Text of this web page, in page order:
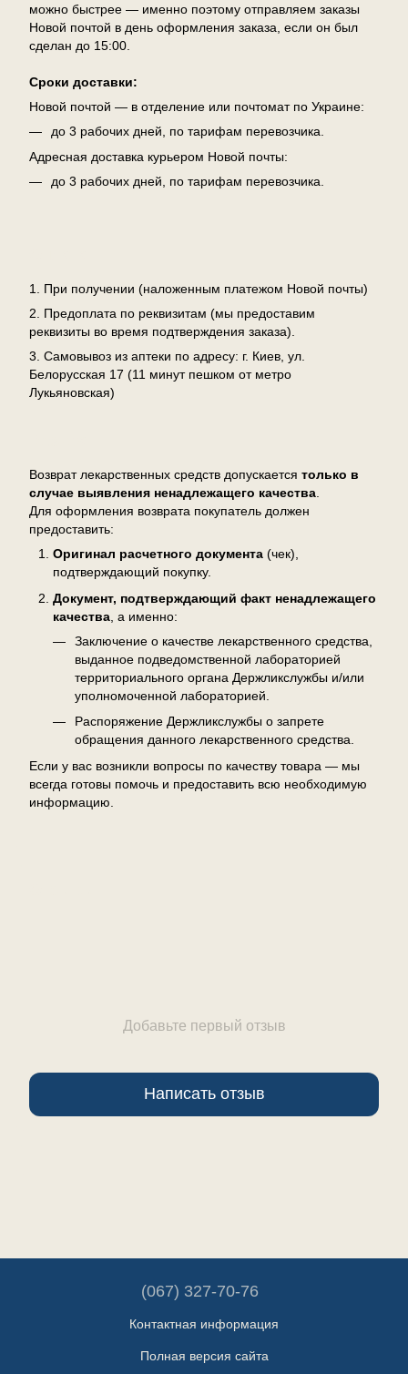
можно быстрее — именно поэтому отправляем заказы
Новой почтой в день оформления заказа, если он был
сделан до 15:00.
Сроки доставки:
Новой почтой — в отделение или почтомат по Украине:
до 3 рабочих дней, по тарифам перевозчика.
Адресная доставка курьером Новой почты:
до 3 рабочих дней, по тарифам перевозчика.
1. При получении (наложенным платежом Новой почты)
2. Предоплата по реквизитам (мы предоставим
реквизиты во время подтверждения заказа).
3. Самовывоз из аптеки по адресу: г. Киев, ул.
Белорусская 17 (11 минут пешком от метро
Лукьяновская)
Возврат лекарственных средств допускается только в
случае выявления ненадлежащего качества.
Для оформления возврата покупатель должен
предоставить:
Оригинал расчетного документа (чек),
подтверждающий покупку.
Документ, подтверждающий факт ненадлежащего
качества , а именно:
Заключение о качестве лекарственного средства,
выданное подведомственной лабораторией
территориального органа Держликслужбы и/или
уполномоченной лабораторией.
Распоряжение Держликслужбы о запрете
обращения данного лекарственного средства.
Если у вас возникли вопросы по качеству товара — мы
всегда готовы помочь и предоставить всю необходимую
информацию.
Добавьте первый отзыв
Написать отзыв
(067) 327-70-76
Контактная информация
Полная версия сайта